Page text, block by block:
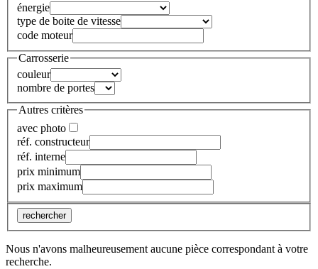
énergie
type de boite de vitesse
code moteur
Carrosserie
couleur
nombre de portes
Autres critères
avec photo
réf. constructeur
réf. interne
prix minimum
prix maximum
rechercher
Nous n'avons malheureusement aucune pièce correspondant à votre
recherche.